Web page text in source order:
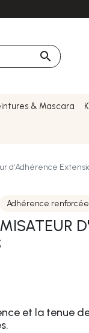

& Mascara
d'Adhérence
Adhérence renforcée
et la tenue